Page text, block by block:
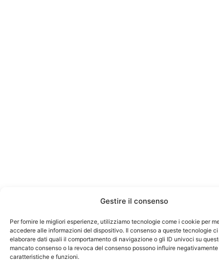
Gestire il consenso
Per fornire le migliori esperienze, utilizziamo tecnologie come i cookie per
accedere alle informazioni del dispositivo. Il consenso a queste tecnologie
elaborare dati quali il comportamento di navigazione o gli ID univoci su
mancato consenso o la revoca del consenso possono influire
caratteristiche e funzioni.